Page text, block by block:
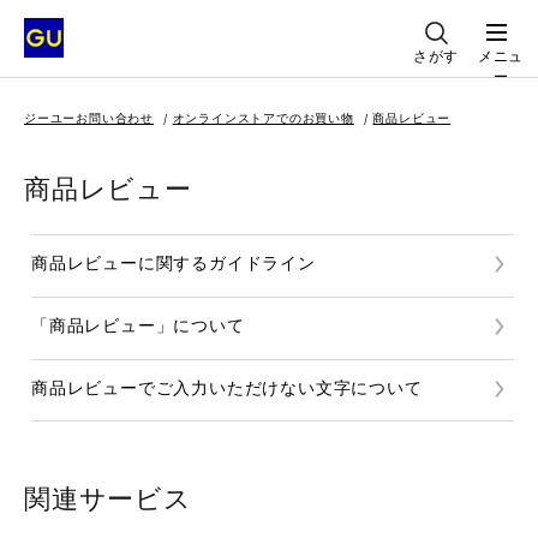
さがす
メニュ
ー
ジーユーお問い合わせ オンラインストアでのお買い物 商品レビュー
商品レビュー
商品レビューに関するガイドライン
「商品レビュー」について
商品レビューでご入力いただけない文字について
関連サービス